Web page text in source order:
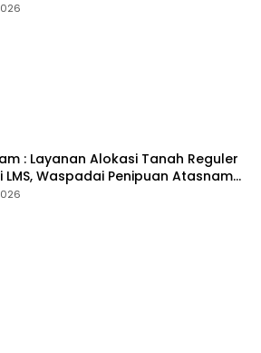
: Layanan Alokasi Tanah Reguler
LMS, Waspadai Penipuan Atasnama